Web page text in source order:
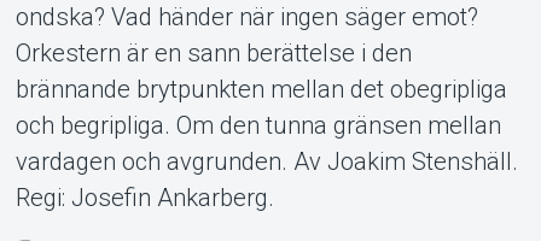
ondska? Vad händer när ingen säger emot?
Orkestern är en sann berättelse i den
brännande brytpunkten mellan det obegripliga
och begripliga. Om den tunna gränsen mellan
vardagen och avgrunden. Av Joakim Stenshäll.
Regi: Josefin Ankarberg.